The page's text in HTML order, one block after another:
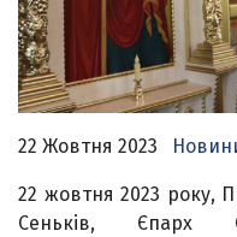
22 Жовтня 2023
22 жовтня 2023 року,
Сеньків, Єпарх